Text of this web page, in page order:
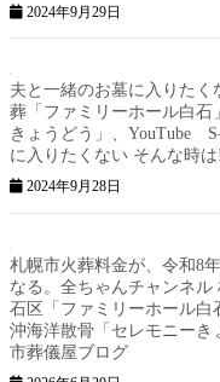
2024年9月29日
夫と一緒のお墓に入りた
葬「ファミリーホール白石
きょうどう」、YouTube
に入りたくない そんな時
2024年9月28日
札幌市火葬料金が、令和8
なる。全ちゃんチャンネ
石区「ファミリーホール
沖海洋散骨「セレモニーき
市葬儀屋ブログ